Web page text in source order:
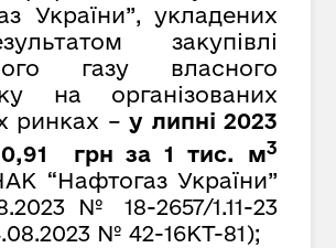
України”, укладених
закупівлі
газу власного
на організованих
ринках –у липні 2023
грн за 1 тис. м3
“Нафтогаз України”
№ 18-2657/1.11-23
№ 42-16КТ-81);